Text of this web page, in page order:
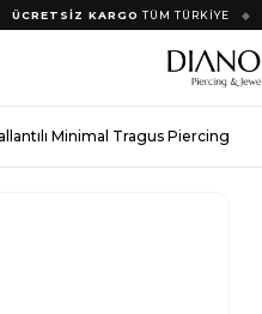
ÜCRETSİZ KARGO TÜM TÜRKİYE ◆
Minimal Tragus Piercing